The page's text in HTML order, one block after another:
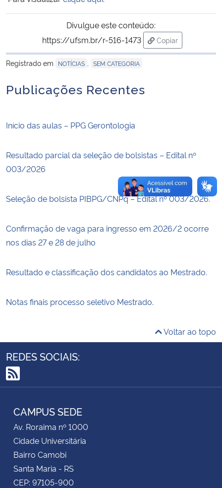
Controladoria-Geral da União
Ministério da Mulher, da Família e dos Direitos Humanos
Secretaria-Geral
Secretaria de Governo
Banco Central do Brasil
Planalto
Divulgue este conteúdo:
https://ufsm.br/r-516-1473
Copiar
para área de
Registrado em
NOTÍCIAS SEM CATEGORIA
Publicações Recentes
Início das aulas – PPG Gerontologia
Resultado parcial da seleção de bolsistas – Edital nº
003/2026
Seleção de bolsista PIBPG/CNPq – Edital nº 003/2026.
Confirmação de vaga para ingresso em 2026/2 ocorre
nos dias 27 e 28 de julho
Resultado e classificação dos candidatos ao Mestrado.
Notas finais processo seletivo Mestrado.
Voltar ao topo
REDES SOCIAIS:
RSS
CAMPUS SEDE
Av. Roraima nº 1000
Cidade Universitária
Bairro Camobi
Santa Maria - RS
CEP: 97105-900